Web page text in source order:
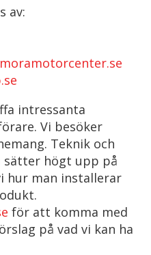
av:
intressanta
Vi besöker
Teknik och
sätter högt upp på
hur man installerar
för att komma med
på vad vi kan ha